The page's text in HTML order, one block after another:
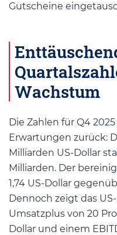
Gutscheine
Wachstum
Die Zahlen für Q4
Erwartungen zurück:
Milliarden US-Dollar
Milliarden. Der
1,74 US-Dollar
Dennoch zeigt das
Umsatzplus von 20
Dollar und einem